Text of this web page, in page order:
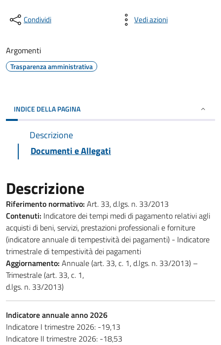
Condividi Vedi azioni
Argomenti
Trasparenza amministrativa
INDICE DELLA PAGINA
Descrizione
Documenti e Allegati
Descrizione
Riferimento normativo: Art. 33, d.lgs. n. 33/2013
Contenuti: Indicatore dei tempi medi di pagamento relativi agli
acquisti di beni, servizi, prestazioni professionali e forniture
(indicatore annuale di tempestività dei pagamenti) - Indicatore
trimestrale di tempestività dei pagamenti
Aggiornamento: Annuale (art. 33, c. 1, d.lgs. n. 33/2013) –
Trimestrale (art. 33, c. 1,
d.lgs. n. 33/2013)
Indicatore annuale anno 2026
Indicatore I trimestre 2026: -19,13
Indicatore II trimestre 2026: -18,53